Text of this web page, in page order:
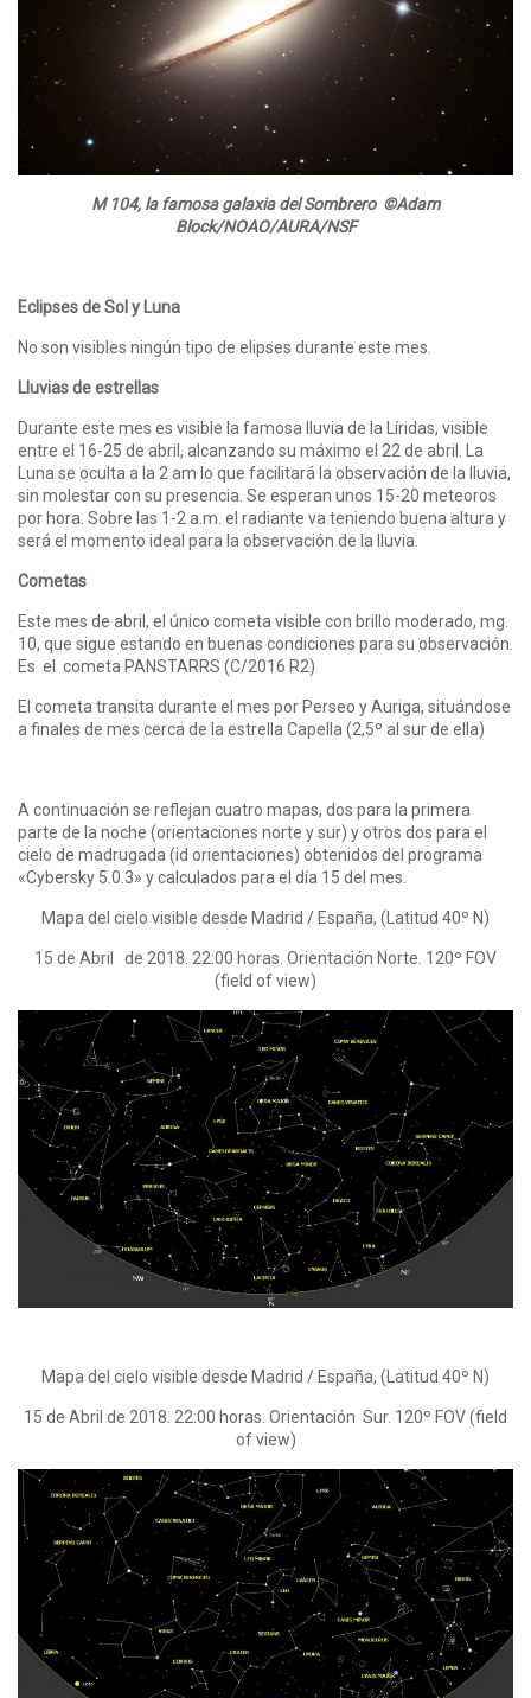
M 104, la famosa galaxia del Sombrero ©Adam
Block/NOAO/AURA/NSF
Eclipses de Sol y Luna
No son visibles ningún tipo de elipses durante este mes.
Lluvias de estrellas
Durante este mes es visible la famosa lluvia de la Líridas, visible
entre el 16-25 de abril, alcanzando su máximo el 22 de abril. La
Luna se oculta a la 2 am lo que facilitará la observación de la lluvia,
sin molestar con su presencia. Se esperan unos 15-20 meteoros
por hora. Sobre las 1-2 a.m. el radiante va teniendo buena altura y
será el momento ideal para la observación de la lluvia.
Cometas
Este mes de abril, el único cometa visible con brillo moderado, mg.
10, que sigue estando en buenas condiciones para su observación.
Es el cometa PANSTARRS (C/2016 R2)
El cometa transita durante el mes por Perseo y Auriga, situándose
a finales de mes cerca de la estrella Capella (2,5º al sur de ella)
A continuación se reflejan cuatro mapas, dos para la primera
parte de la noche (orientaciones norte y sur) y otros dos para el
cielo de madrugada (id orientaciones) obtenidos del programa
«Cybersky 5.0.3» y calculados para el día 15 del mes.
Mapa del cielo visible desde Madrid / España, (Latitud 40º N)
15 de Abril de 2018. 22:00 horas. Orientación Norte. 120º FOV
(field of view)
Mapa del cielo visible desde Madrid / España, (Latitud 40º N)
15 de Abril de 2018. 22:00 horas. Orientación Sur. 120º FOV (field
of view)